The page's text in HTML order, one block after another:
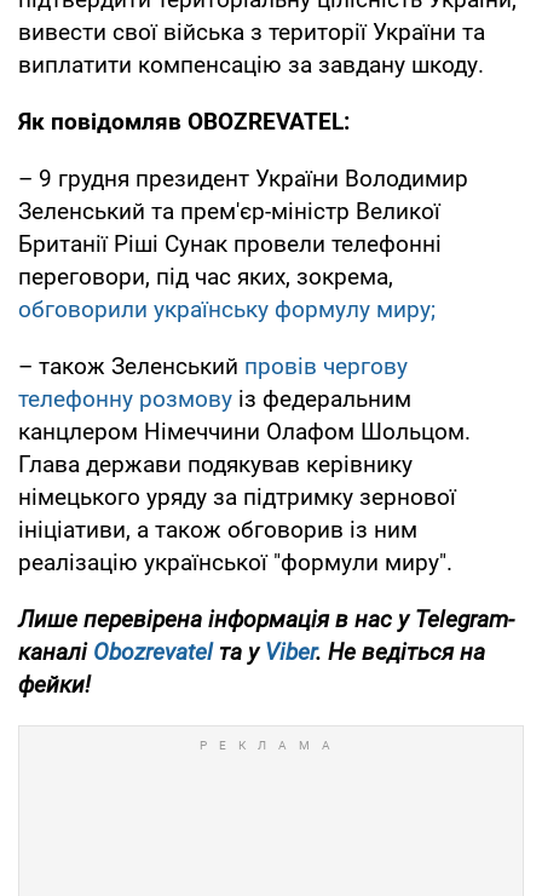
вивести свої війська з території України та
виплатити компенсацію за завдану шкоду.
Як повідомляв OBOZREVATEL:
– 9 грудня президент України Володимир
Зеленський та прем'єр-міністр Великої
Британії Ріші Сунак провели телефонні
переговори, під час яких, зокрема,
обговорили українську формулу миру;
– також Зеленський провів чергову
телефонну розмову із федеральним
канцлером Німеччини Олафом Шольцом.
Глава держави подякував керівнику
німецького уряду за підтримку зернової
ініціативи, а також обговорив із ним
реалізацію української "формули миру".
Лише перевірена інформація в нас у Telegram-
каналі Obozrevatel та уViber. Не ведіться на
фейки!